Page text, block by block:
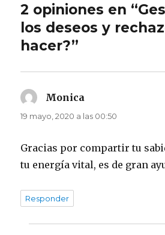
2 opiniones en
los deseos y
hacer?”
Monica
19 mayo, 2020 a las 00:50
Gracias por compartir tu
tu energía vital, es de gran
Responder